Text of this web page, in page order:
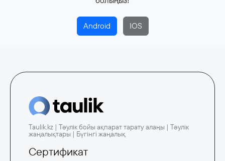
Android IOS
Taulik.kz | Тәулік бойы ақпарат тарату алаңы | Тәулік
жаңалықтары | Бүгінгі жаңалық
Сертификат